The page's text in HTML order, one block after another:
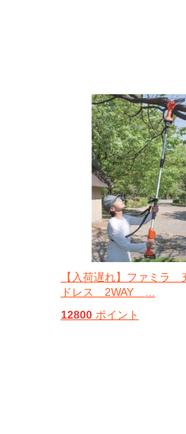
【入荷遅れ】ファミラ
ドレス 2WAY
…
12800ポイント